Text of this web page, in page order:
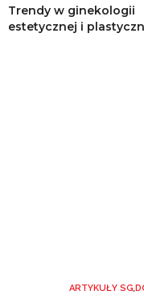
Trendy w ginekologii
estetycznej i
ARTYKUŁY SG,